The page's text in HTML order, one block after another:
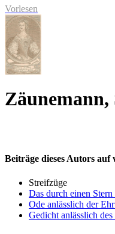
Vorlesen
Beiträge dieses Autors auf
Streifzüge
Das durch einen
Ode anlässlich der
Gedicht anlässlich